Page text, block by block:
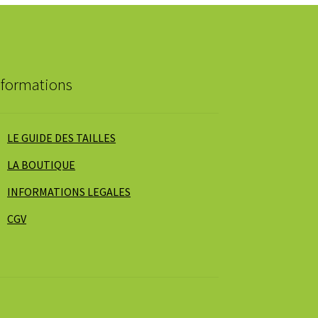
LE GUIDE DES TAILLES
LA BOUTIQUE
INFORMATIONS LEGALES
CGV